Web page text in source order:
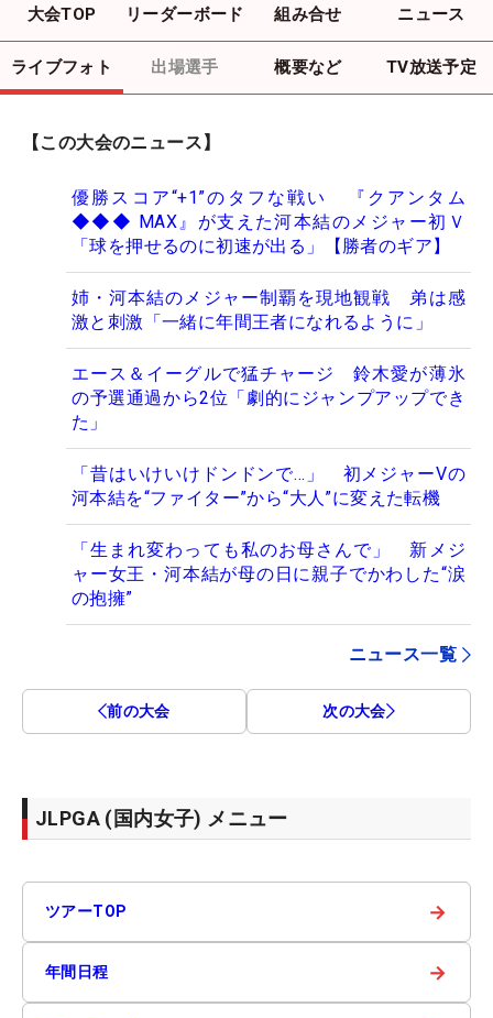
大会TOP リーダーボード 組み合せ ニュース
ライブフォト 出場選手 概要など TV放送予定
【この大会のニュース】
優勝スコア“+1”のタフな戦い 『クアンタム
◆◆◆ MAX』が支えた河本結のメジャー初Ｖ
「球を押せるのに初速が出る」【勝者のギア】
姉・河本結のメジャー制覇を現地観戦 弟は感
激と刺激「一緒に年間王者になれるように」
エース＆イーグルで猛チャージ 鈴木愛が薄氷
の予選通過から2位「劇的にジャンプアップでき
た」
「昔はいけいけドンドンで…」 初メジャーVの
河本結を“ファイター”から“大人”に変えた転機
「生まれ変わっても私のお母さんで」 新メジ
ャー女王・河本結が母の日に親子でかわした“涙
の抱擁”
ニュース一覧
前の大会 次の大会
JLPGA (国内女子) メニュー
ツアーTOP →
年間日程 →